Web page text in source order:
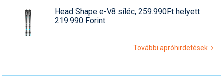
Head Shape e-V8 síléc, 259.990Ft helyett
219.990 Forint
További apróhirdetések